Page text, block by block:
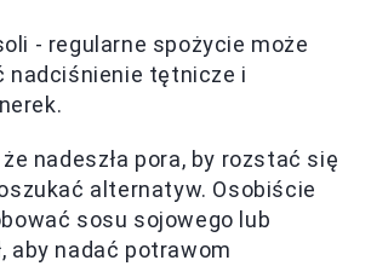
- regularne spożycie może
nadciśnienie tętnicze i
nadeszła pora, by rozstać się
alternatyw. Osobiście
sosu sojowego lub
aby nadać potrawom